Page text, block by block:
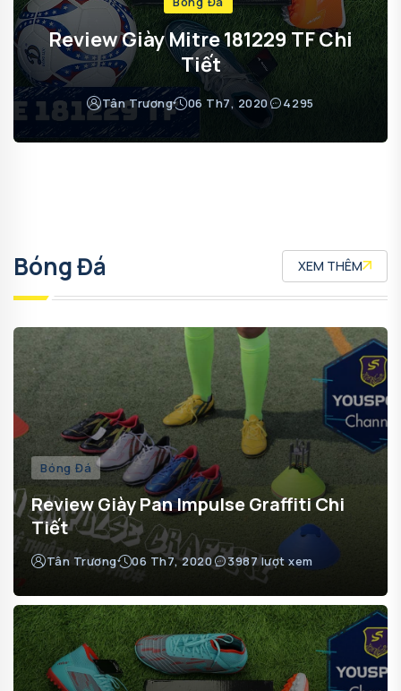
Review Giày Mitre 181229 TF Chi
Tiết
Tân Trương 06 Th7, 2020 4295
Bóng Đá XEM THÊM
Bóng Đá
Review Giày Pan Impulse Graffiti Chi
Tiết
Tân Trương 06 Th7, 2020 3987 lượt xem